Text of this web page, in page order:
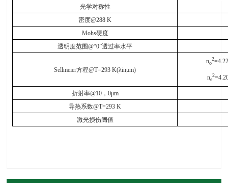
光学对称性
密度@288 K
Mohs硬度
透明度范围@“0”透过率水平
Sellmeier方程@T=293 K(λinμm)
no
2
ne
2
折射率@10， 0μm
导热系数@T=293 K
激光损伤阈值